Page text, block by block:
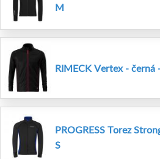
M
RIMECK Vertex - černá
PROGRESS Torez
S